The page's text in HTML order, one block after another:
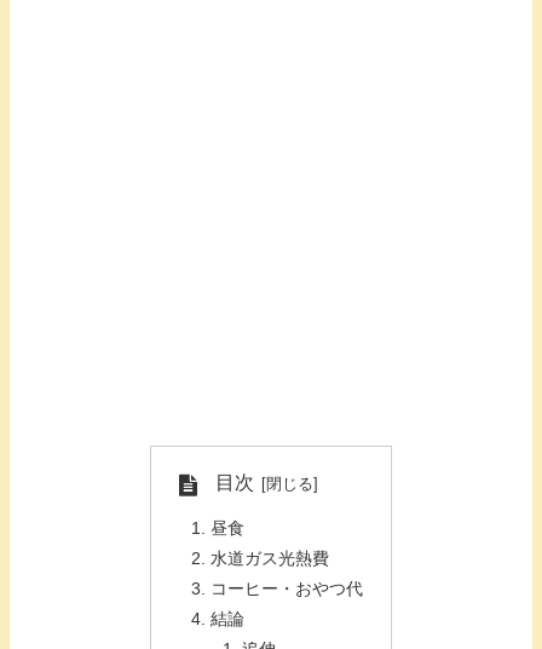
目次
昼食
水道ガス光熱費
コーヒー・おやつ代
結論